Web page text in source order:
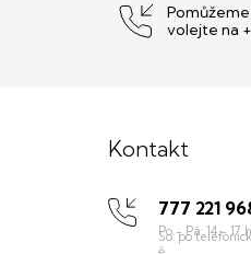
volejte na
Kontakt
777 221